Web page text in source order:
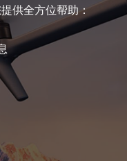
供全方位帮助：